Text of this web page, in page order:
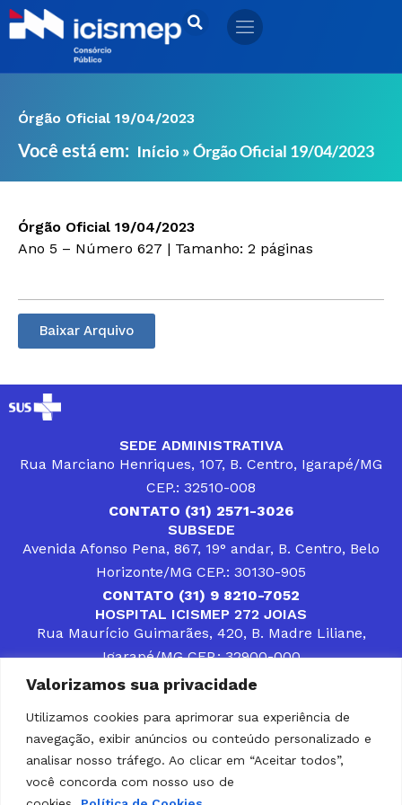
Valorizamos sua privacidade
Utilizamos cookies para aprimorar sua experiência de
navegação, exibir anúncios ou conteúdo personalizado e
analisar nosso tráfego. Ao clicar em “Aceitar todos”,
você concorda com nosso uso de
Ir
para
Órgão Oficial 19/04/2023
Você está em: Início »Órgão Oficial 19/04/2023
Órgão Oficial 19/04/2023
Ano 5 – Número 627 | Tamanho: 2 páginas
Baixar Arquivo
SEDE ADMINISTRATIVA
Rua Marciano Henriques, 107, B. Centro, Igarapé/MG
CEP.: 32510-008
CONTATO (31) 2571-3026
SUBSEDE
Avenida Afonso Pena, 867, 19° andar, B. Centro, Belo
Horizonte/MG CEP.: 30130-905
CONTATO (31) 9 8210-7052
HOSPITAL ICISMEP 272 JOIAS
Rua Maurício Guimarães, 420, B. Madre Liliane,
Igarapé/MG CEP.: 32900-000
CONTATOS (31) 3512-4400 ou (31) 9 8309-8660
DESENVOLVER SOLUÇÕES, AÇÕES E SERVIÇOS
PÚBLICOS QUE COMPLEMENTEM A ASSISTÊNCIA À
POPULAÇÃO DA REGIÃO EM QUE ATUA, SENDO
PARCEIRO DOS MUNICÍPIOS CONSORCIADOS NA
SOLUÇÃO DE DIFICULDADES ENFRENTADAS POR
GESTORES MUNICIPAIS, É O COMPROMISSO DO
ICISMEP.